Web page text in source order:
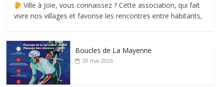
Ville à Joie, vous connaissez ? Cette association, qui fait
vivre nos villages et favorise les rencontres entre habitants,
Boucles de La Mayenne
20 mai 2026